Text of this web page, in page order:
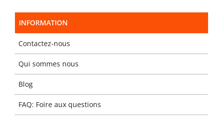
INFORMATION
Contactez-nous
Qui sommes nous
Blog
FAQ: Foire aux questions